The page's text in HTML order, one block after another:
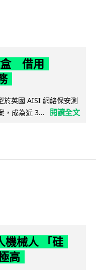
盒 借用
英國 AISI 網絡保安測
，成為近 3...
閱讀全文
機械人 「硅
高